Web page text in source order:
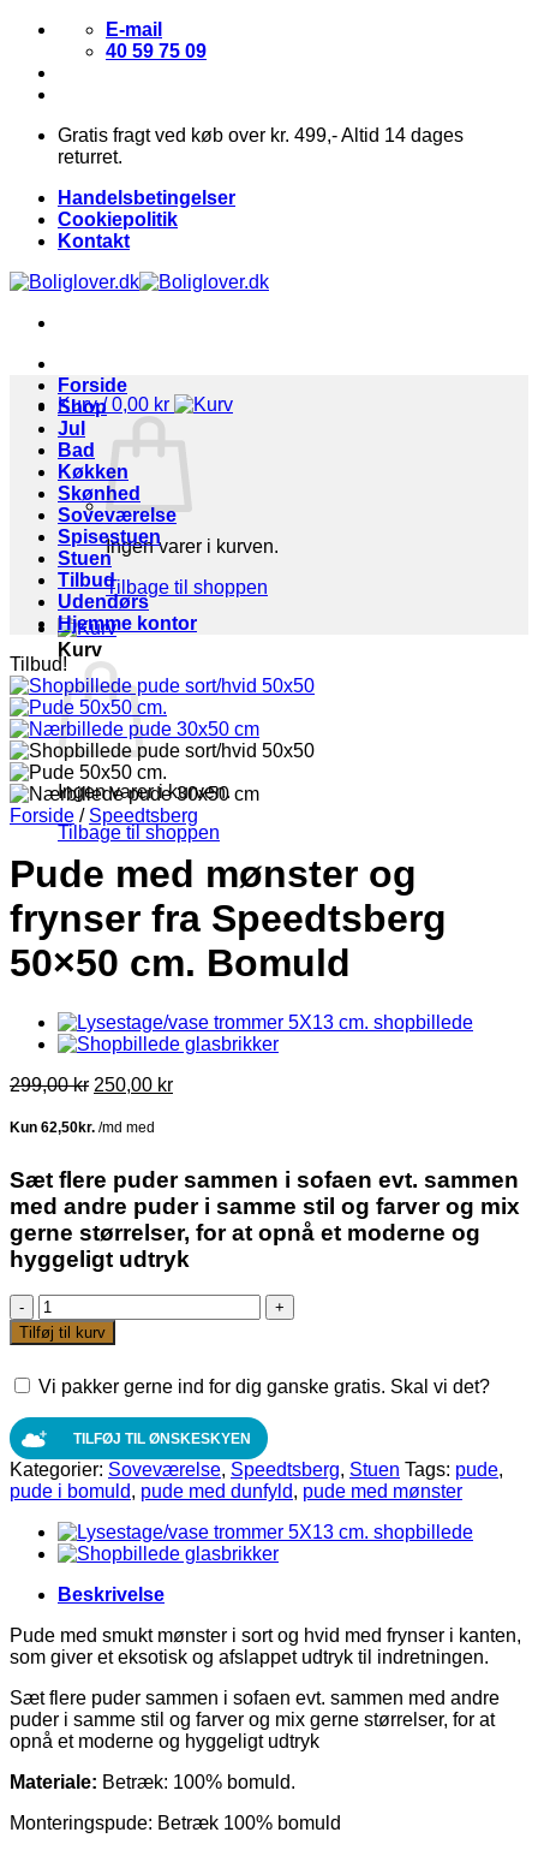
Fortsæt
indhold
E-mail
40 59 75 09
Gratis fragt ved køb over kr. 499,- Altid 14 dages
returret.
Handelsbetingelser
Cookiepolitik
Kontakt
Kurv /0,00 kr
Ingen varer i kurven.
Tilbage til shoppen
Kurv
Ingen varer i kurven.
Tilbage til shoppen
Forside
Shop
Jul
Bad
Køkken
Skønhed
Soveværelse
Spisestuen
Stuen
Tilbud
Udendørs
Hjemme kontor
Tilbud!
Forside / Speedtsberg
Pude med mønster og
frynser fra Speedtsberg
50×50 cm. Bomuld
299,00kr Den
pris
299,00 kr.
250,00 krDen
Sæt flere puder sammen i sofaen evt. sammen
med andre puder i samme stil og farver og mix
gerne størrelser, for at opnå et moderne og
hyggeligt udtryk
Pude
med
mønster
frynser
Speedtsberg
50x50
cm.
Bomuld
antal
Tilføj til kurv
Vi pakker gerne ind for dig ganske gratis. Skal vi det?
TILFØJ TIL ØNSKESKYEN
Kategorier: Soveværelse, Speedtsberg, Stuen Tags: pude,
pude i bomuld, pude med dunfyld, pude med mønster
Beskrivelse
Pude med smukt mønster i sort og hvid med frynser i kanten,
som giver et eksotisk og afslappet udtryk til indretningen.
Sæt flere puder sammen i sofaen evt. sammen med andre
puder i samme stil og farver og mix gerne størrelser, for at
opnå et moderne og hyggeligt udtryk
Materiale: Betræk: 100% bomuld.
Monteringspude: Betræk 100% bomuld